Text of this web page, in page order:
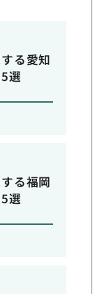
る愛知
選
る福岡
選